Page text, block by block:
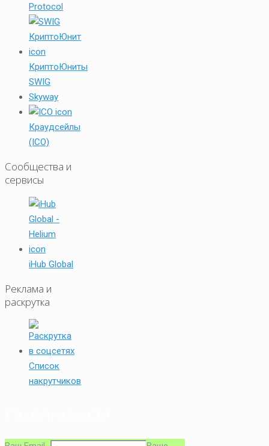
Protocol
КриптоЮниты
SWIG
Skyway
Краудсейлы
(ICO)
Сообщества и
сервисы
iHub Global
Реклама и
раскрутка
Список
накрутчиков